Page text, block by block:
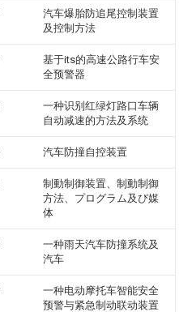
汽车爆胎防追尾控制装置
及控制方法
基于its的高速公路行车安
全预警器
一种识别红绿灯路口车辆
自动减速的方法及系统
汽车防撞自控装置
制動制御装置、制動制御
方法、プログラム及び媒
体
一种雨天汽车防撞系统及
汽车
一种电动摩托车智能安全
预警与紧急制动联动装置